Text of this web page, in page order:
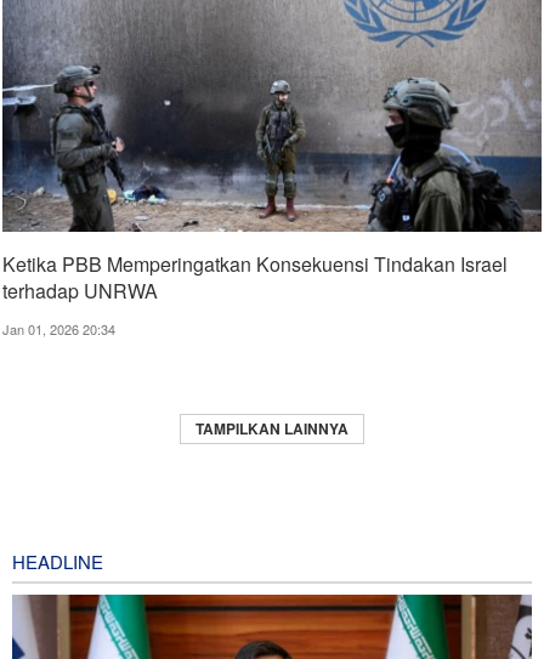
Ketika PBB Memperingatkan Konsekuensi Tindakan Israel
terhadap UNRWA
Jan 01, 2026 20:34
TAMPILKAN LAINNYA
HEADLINE